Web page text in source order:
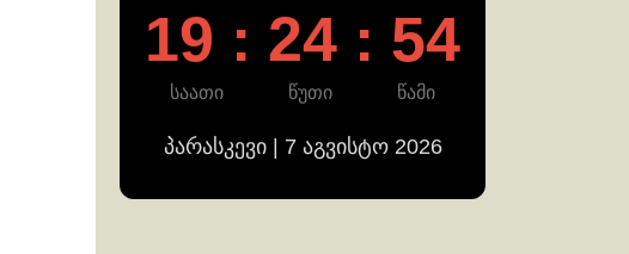
19 : 24 : 55
საათი წუთი წამი
პარასკევი | 7 აგვისტო 2026